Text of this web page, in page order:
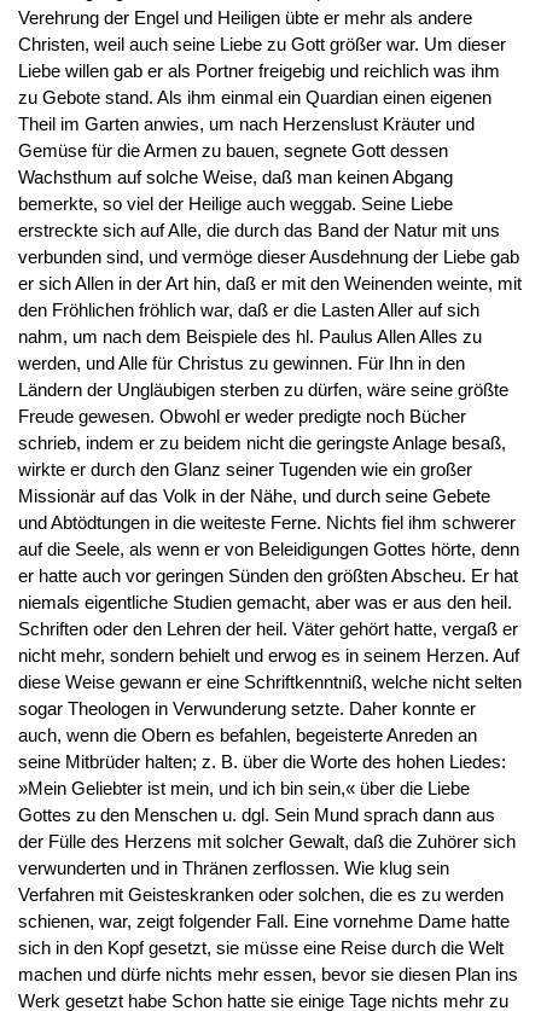
Verehrung der Engel und Heiligen übte er mehr als andere
Christen, weil auch seine Liebe zu Gott größer war. Um dieser
Liebe willen gab er als Portner freigebig und reichlich was ihm
zu Gebote stand. Als ihm einmal ein Quardian einen eigenen
Theil im Garten anwies, um nach Herzenslust Kräuter und
Gemüse für die Armen zu bauen, segnete Gott dessen
Wachsthum auf solche Weise, daß man keinen Abgang
bemerkte, so viel der Heilige auch weggab. Seine Liebe
erstreckte sich auf Alle, die durch das Band der Natur mit uns
verbunden sind, und vermöge dieser Ausdehnung der Liebe gab
er sich Allen in der Art hin, daß er mit den Weinenden weinte, mit
den Fröhlichen fröhlich war, daß er die Lasten Aller auf sich
nahm, um nach dem Beispiele des hl. Paulus Allen Alles zu
werden, und Alle für Christus zu gewinnen. Für Ihn in den
Ländern der Ungläubigen sterben zu dürfen, wäre seine größte
Freude gewesen. Obwohl er weder predigte noch Bücher
schrieb, indem er zu beidem nicht die geringste Anlage besaß,
wirkte er durch den Glanz seiner Tugenden wie ein großer
Missionär auf das Volk in der Nähe, und durch seine Gebete
und Abtödtungen in die weiteste Ferne. Nichts fiel ihm schwerer
auf die Seele, als wenn er von Beleidigungen Gottes hörte, denn
er hatte auch vor geringen Sünden den größten Abscheu. Er hat
niemals eigentliche Studien gemacht, aber was er aus den heil.
Schriften oder den Lehren der heil. Väter gehört hatte, vergaß er
nicht mehr, sondern behielt und erwog es in seinem Herzen. Auf
diese Weise gewann er eine Schriftkenntniß, welche nicht selten
sogar Theologen in Verwunderung setzte. Daher konnte er
auch, wenn die Obern es befahlen, begeisterte Anreden an
seine Mitbrüder halten; z. B. über die Worte des hohen Liedes:
»Mein Geliebter ist mein, und ich bin sein,« über die Liebe
Gottes zu den Menschen u. dgl. Sein Mund sprach dann aus
der Fülle des Herzens mit solcher Gewalt, daß die Zuhörer sich
verwunderten und in Thränen zerflossen. Wie klug sein
Verfahren mit Geisteskranken oder solchen, die es zu werden
schienen, war, zeigt folgender Fall. Eine vornehme Dame hatte
sich in den Kopf gesetzt, sie müsse eine Reise durch die Welt
machen und dürfe nichts mehr essen, bevor sie diesen Plan ins
Werk gesetzt habe Schon hatte sie einige Tage nichts mehr zu